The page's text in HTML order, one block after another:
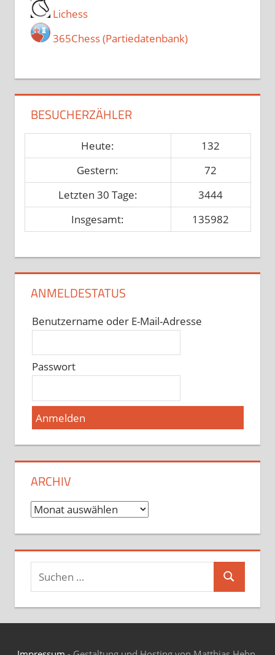
Lichess
365Chess (Partiedatenbank)
BESUCHERZÄHLER
Heute:
132
Gestern:
72
Letzten 30 Tage:
3444
Insgesamt:
135982
ANMELDESTATUS
Benutzername oder E-Mail-Adresse
Passwort
ARCHIV
Archiv
Suchen
Suchen